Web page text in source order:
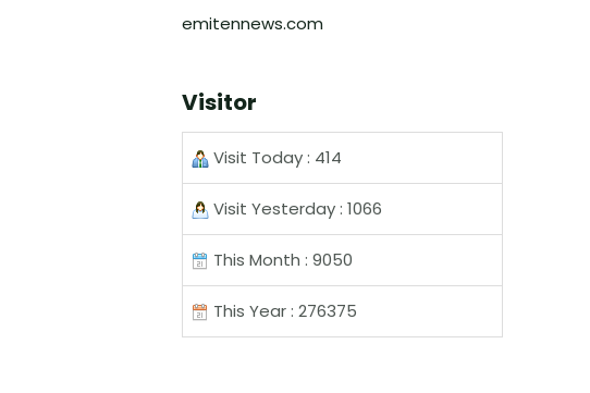
emitennews.com
Visitor
Visit Today : 414
Visit Yesterday : 1066
This Month : 9050
This Year : 276375